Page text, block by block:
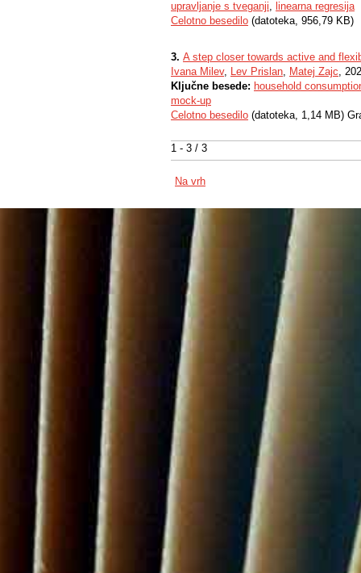
1 - 3 / 3
upravljanje s tveganji, linearna regresija
Celotno besedilo (datoteka, 956,79 KB)
3. A step closer towards active and
Ivana Milev, Lev Prislan, Matej Zajc,
Ključne besede: household
mock-up
Celotno besedilo (datoteka, 1,14 MB)
Na vrh